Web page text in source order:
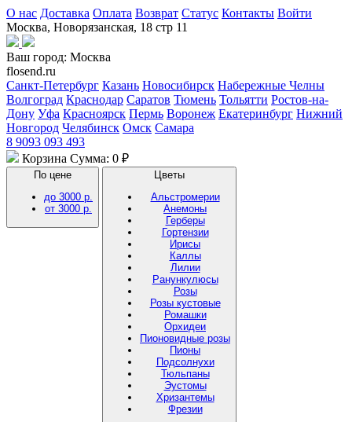
О нас Доставка Оплата Возврат Статус Контакты Войти
Москва, Новорязанская, 18 стр 11
Ваш город: Москва
flosend.ru
Санкт-Петербург Казань Новосибирск Набережные Челны
Волгоград Краснодар Саратов Тюмень Тольятти Ростов-на-
Дону Уфа Красноярск Пермь Воронеж Екатеринбург Нижний
Новгород Челябинск Омск Самара
8 9093 093 493
Корзина Сумма: 0 ₽
По цене
до 3000 р.
от 3000 р.
Цветы
Альстромерии
Анемоны
Герберы
Гортензии
Ирисы
Каллы
Лилии
Ранункулюсы
Розы
Розы кустовые
Ромашки
Орхидеи
Пионовидные розы
Пионы
Подсолнухи
Тюльпаны
Эустомы
Хризантемы
Фрезии